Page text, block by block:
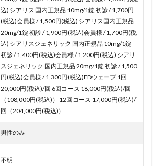
込) シアリス 国内正規品 10mg/1錠 初診 / 1,700円
(税込)会員様 / 1,500円(税込) シアリス国内正規品
20mg/1錠 初診 / 1,900円(税込)会員様 / 1,700円(税
込) シアリスジェネリック 国内正規品 10mg/1錠
初診 / 1,400円(税込)会員様 / 1,200円(税込) シアリ
スジェネリック 国内正規品 20mg/1錠 初診 / 1,500
円(税込)会員様 / 1,300円(税込)EDウェーブ 1回
20,000円(税込)/回 6回コース 18,000円(税込)/回
（108,000円(税込)） 12回コース 17,000円(税込)/
回（204,000円(税込)）
男性のみ
不明